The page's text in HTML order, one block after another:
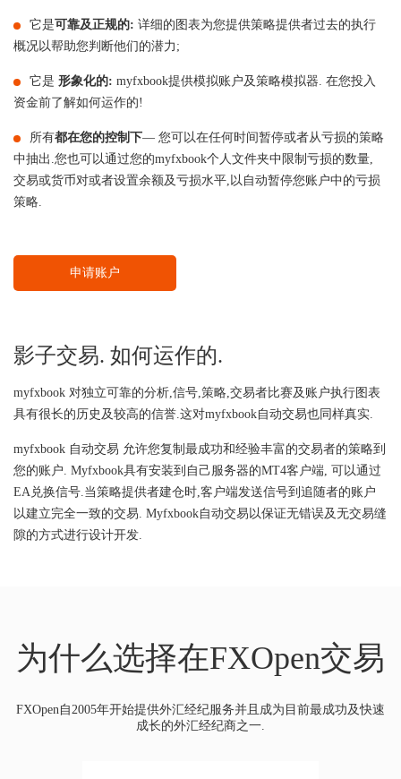
它是可靠及正规的: 详细的图表为您提供策略提供者过去的执行
概况以帮助您判断他们的潜力;
它是 形象化的: myfxbook提供模拟账户及策略模拟器. 在您投入
资金前了解如何运作的!
所有都在您的控制下— 您可以在任何时间暂停或者从亏损的策略
中抽出.您也可以通过您的myfxbook个人文件夹中限制亏损的数量,
交易或货币对或者设置余额及亏损水平,以自动暂停您账户中的亏损
策略.
申请账户
影子交易. 如何运作的.
myfxbook 对独立可靠的分析,信号,策略,交易者比赛及账户执行图表
具有很长的历史及较高的信誉.这对myfxbook自动交易也同样真实.
myfxbook 自动交易 允许您复制最成功和经验丰富的交易者的策略到
您的账户. Myfxbook具有安装到自己服务器的MT4客户端, 可以通过
EA兑换信号.当策略提供者建仓时,客户端发送信号到追随者的账户
以建立完全一致的交易. Myfxbook自动交易以保证无错误及无交易缝
隙的方式进行设计开发.
为什么选择在FXOpen交易
FXOpen自2005年开始提供外汇经纪服务并且成为目前最成功及快速
成长的外汇经纪商之一.